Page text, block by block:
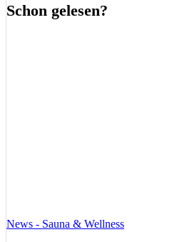
Schon gelesen?
News - Sauna & Wellness